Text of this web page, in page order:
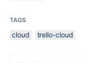
TAGS
cloud trello-cloud